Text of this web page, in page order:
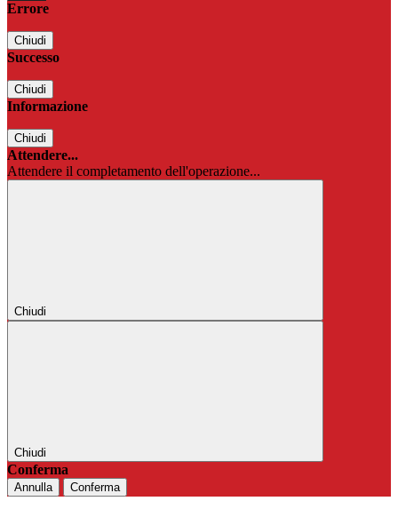
Errore
Chiudi
Successo
Chiudi
Informazione
Chiudi
Attendere...
Attendere il completamento dell'operazione...
Chiudi
Chiudi
Conferma
Annulla Conferma